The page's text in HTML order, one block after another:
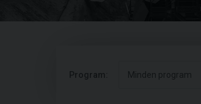
Program: Minden program